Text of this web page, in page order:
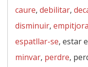
caure, debilitar,
disminuir,
espatllar-se, estar
minvar, perdre,